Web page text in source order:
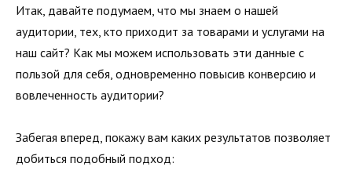
Итак, давайте подумаем, что мы знаем о нашей
аудитории, тех, кто приходит за товарами и услугами на
наш сайт? Как мы можем использовать эти данные с
пользой для себя, одновременно повысив конверсию и
вовлеченность аудитории?
Забегая вперед, покажу вам каких результатов позволяет
добиться подобный подход: